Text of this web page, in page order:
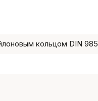
кольцом DIN 985